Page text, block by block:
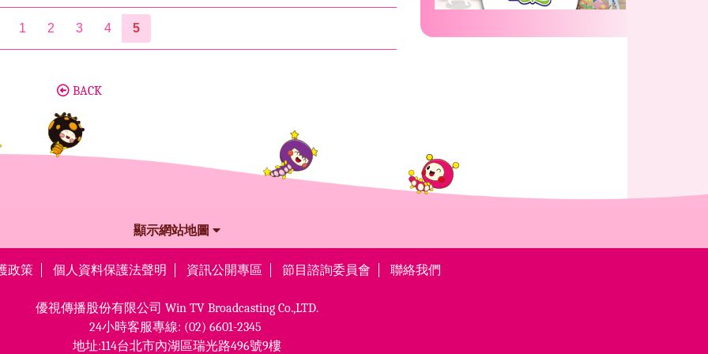
1 2 3 4 5
BACK
顯示網站地圖
政策 個人資料保護法聲明 資訊公開專區 節目諮詢委員會 聯絡我們
優視傳播股份有限公司 Win TV Broadcasting Co.,LTD.
24小時客服專線: (02) 6601-2345
地址:114台北市內湖區瑞光路496號9樓